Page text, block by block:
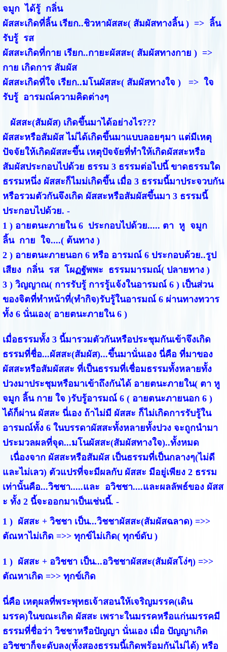
จมูก ได้รู้ กลิ่น
ผัสสะเกิดที่ลิ้น เรียก..ชิวหาผัสสะ( สัมผัสทางลิ้น ) => ลิ้น
รับรู้ รส
ผัสสะเกิดที่กาย เรียก..กายะผัสสะ( สัมผัสทางกาย ) =>
กาย เกิดการ สัมผัส
ผัสสะเกิดที่ใจ เรียก..มโนผัสสะ( สัมผัสทางใจ ) => ใจ
รับรู้ อารมณ์ความคิดต่างๆ
ผัสสะ(สัมผัส) เกิดขึ้นมาได้อย่างไร???
ผัสสะหรือสัมผัส ไม่ได้เกิดขึ้นมาแบบลอยๆมา แต่มีเหตุ
ปัจจัยให้เกิดผัสสะขึ้น เหตุปัจจัยที่ทำให้เกิดผัสสะหรือ
สัมผัสประกอบไปด้วย ธรรม 3 ธรรมต่อไปนี้ ขาดธรรมใด
ธรรมหนึ่ง ผัสสะก็ไมม่เกิดขึ้น เมื่อ 3 ธรรมนี้มาประจวบกัน
หรือรวมตัวกันจึงเกิด ผัสสะหรือสัมผัสขึ้นมา 3 ธรรมนี้
ประกอบไปด้วย. -
1 ) อายตนะภายใน 6 ประกอบไปด้วย..... ตา หู จมูก
ลิ้น กาย ใจ....( ต้นทาง )
2 ) อายตนะภายนอก 6 หรือ อารมณ์ 6 ประกอบด้วย..รูป
เสียง กลิ่น รส โผฏฐัพพะ ธรรมมารมณ์( ปลายทาง )
3 ) วิญญาณ( การรับรู้ การรู้แจ้งในอารมณ์ 6 ) เป็นส่วน
ของจิตที่ทำหน้าที่(ทำกิจ)รับรู้ในอารมณ์ 6 ผ่านทางทวาร
ทั้ง 6 นั่นเอง( อายตนะภายใน 6 )
เมื่อธรรมทั้ง 3 นี้มารวมตัวกันหรือประชุมกันเข้าจึงเกิด
ธรรมที่ชื่อ...ผัสสะ(สัมผัส)...ขึ้นมานั่นเอง นี่คือ ที่มาของ
ผัสสะหรือสัมผัสสะ ที่เป็นธรรมที่เชื่อมธรรมทั้งหลายทั้ง
ปวงมาประชุมหรือมาเข้าถึงกันได้ อายตนะภายใน( ตา หู
จมูก ลิ้น กาย ใจ )รับรู้อารมณ์ 6 ( อายตนะภายนอก 6 )
ได้ก็ผ่าน ผัสสะ นี่เอง ถ้าไม่มี ผัสสะ ก็ไม่เกิดการรับรู้ใน
อารมณ์ทั้ง 6 ในบรรดาผัสสะทั้งหลายทั้งปวง จะถูกนำมา
ประมวลผลที่จุด...มโนผัสสะ(สัมผัสทางใจ)..ทั้งหมด
เนื่องจาก ผัสสะหรือสัมผัส เป็นธรรมที่เป็นกลางๆ(ไม่ดี
และไม่เลว) ตัวแปรที่จะมีผลกับ ผัสสะ มีอยู่เพียง 2 ธรรม
เท่านั้นคือ...วิชชา.....และ อวิชชา....และผลลัพธ์ของ ผัสส
ะ ทั้ง 2 นี้จะออกมาเป็นเช่นนี้. -
1 ) ผัสสะ + วิชชา เป็น...วิชชาผัสสะ(สัมผัสฉลาด) =>>
ตัณหาไม่เกิด =>> ทุกข์ไม่เกิด( ทุกข์ดับ )
1 ) ผัสสะ + อวิชชา เป็น...อวิชชาผัสสะ(สัมผัสโง่ๆ) =>>
ตัณหาเกิด =>> ทุกข์เกิด
นี่คือ เหตุผลที่พระพุทธเจ้าสอนให้เจริญมรรค(เดิน
มรรค)ในขณะเกิด ผัสสะ เพราะในมรรคหรือแก่นมรรคมี
ธรรมที่ชื่อว่า วิชชาหรือปัญญา นั่นเอง เมื่อ ปัญญาเกิด
อวิชชาก็จะดับลง(ทั้งสองธรรมนี้เกิดพร้อมกันไม่ได้) หรือ